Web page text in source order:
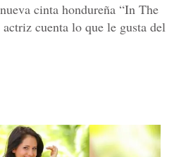
cinta hondureña “In The
cuenta lo que le gusta del